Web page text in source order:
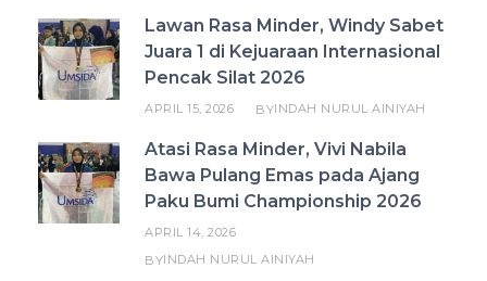
Lawan Rasa Minder, Windy Sabet
Juara 1 di Kejuaraan Internasional
Pencak Silat 2026
APRIL 15, 2026 BYINDAH NURUL AINIYAH
Atasi Rasa Minder, Vivi Nabila
Bawa Pulang Emas pada Ajang
Paku Bumi Championship 2026
APRIL 14, 2026
BYINDAH NURUL AINIYAH